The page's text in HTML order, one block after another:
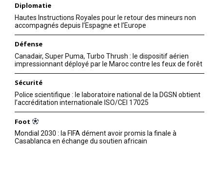
Diplomatie
Hautes Instructions Royales pour le retour des mineurs non
accompagnés depuis l’Espagne et l’Europe
Défense
Canadair, Super Puma, Turbo Thrush : le dispositif aérien
impressionnant déployé par le Maroc contre les feux de forêt
Sécurité
Police scientifique : le laboratoire national de la DGSN obtient
l’accréditation internationale ISO/CEI 17025
Foot
Mondial 2030 : la FIFA dément avoir promis la finale à
Casablanca en échange du soutien africain